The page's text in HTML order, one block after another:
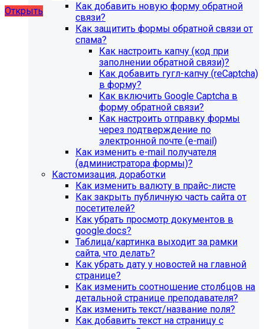
Открыть
Как добавить новую форму обратной
связи?
Как защитить формы обратной связи от
спама?
Как настроить капчу (код при
заполнении обратной связи)?
Как добавить гугл-капчу (reCaptcha)
в форму?
Как включить Google Captcha в
форму обратной связи?
Как настроить отправку формы
через подтверждение по
электронной почте (e-mail)
Как изменить e-mail получателя
(администратора формы)?
Кастомизация, доработки
Как изменить валюту в прайс-листе
Как закрыть публичную часть сайта от
посетителей?
Как убрать просмотр документов в
google.docs?
Таблица/картинка выходит за рамки
сайта, что делать?
Как убрать дату у новостей на главной
странице?
Как изменить соотношение столбцов на
детальной странице преподавателя?
Как изменить текст/название поля?
Как добавить текст на страницу с